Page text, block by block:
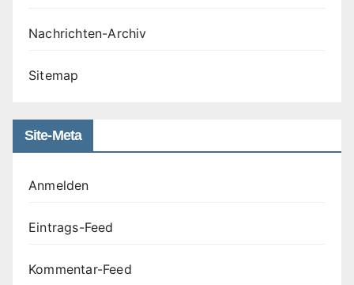
Nachrichten-Archiv
Sitemap
Site-Meta
Anmelden
Eintrags-Feed
Kommentar-Feed